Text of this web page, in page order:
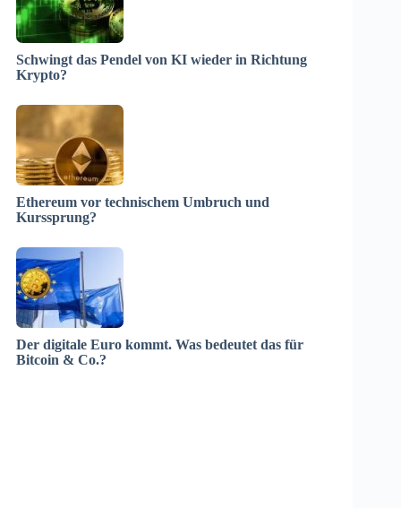
Schwingt das Pendel von KI wieder in Richtung
Krypto?
Ethereum vor technischem Umbruch und
Kurssprung?
Der digitale Euro kommt. Was bedeutet das für
Bitcoin & Co.?